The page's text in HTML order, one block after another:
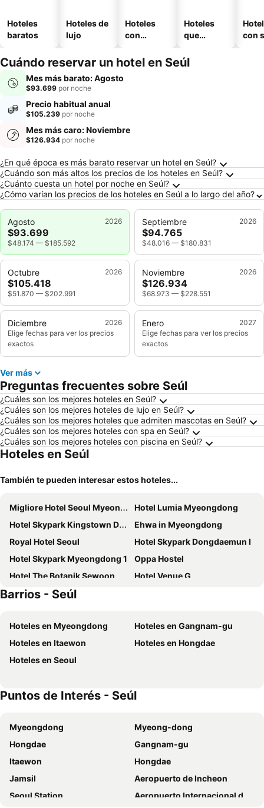
Hoteles
baratos
Hoteles de
lujo
Hoteles
con
Hoteles
que
mascotas
con
Cuándo reservar un hotel en Seúl
Mes más barato: Agosto
$93.699 por noche
Precio habitual anual
$105.239 por noche
Mes más caro: Noviembre
$126.934 por noche
Preguntas frecuentes sobre Seúl
¿En qué época es más barato reservar un hotel en Seúl?
¿Cuándo son más altos los precios de los hoteles en Seúl?
¿Cuánto cuesta un hotel por noche en Seúl?
¿Cómo varían los precios de los hoteles en Seúl a lo largo del año?
Agosto 2026
$93.699
$48.174 — $185.592
Septiembre 2026
$94.765
$48.016 — $180.831
Octubre 2026
$105.418
$51.870 — $202.991
Noviembre 2026
$126.934
$68.973 — $228.551
Diciembre
2026
Elige fechas para ver los precios
exactos
Enero
2027
Elige fechas para ver los precios
exactos
Ver más
Preguntas frecuentes sobre Seúl
¿Cuáles son los mejores hoteles en Seúl?
¿Cuáles son los mejores hoteles de lujo en Seúl?
¿Cuáles son los mejores hoteles que admiten mascotas en Seúl?
¿Cuáles son los mejores hoteles con spa en Seúl?
¿Cuáles son los mejores hoteles con piscina en Seúl?
Hoteles en Seúl
También te pueden interesar estos hoteles...
Migliore Hotel Seoul Myeongdong
Hotel Lumia Myeongdong
Hotel Skypark Kingstown Dongdaemun
Ehwa in Myeongdong
Royal Hotel Seoul
Hotel Skypark Dongdaemun I
Hotel Skypark Myeongdong 1
Oppa Hostel
Hotel The Botanik Sewoon Myeongdong
Hotel Venue G
Hotel Skypark Central Myeongdong
Novotel Ambassador Seoul Dongdaemun Hotels & Residences
Signiel Seoul
Solaria Nishitetsu Hotel Seoul Myeongdong
8 Hotel
Line Hotel Myeongdong
Park Hyatt Seoul
Stay Everyday
ICOS Guesthouse 1 - Female Only
Bunk Guesthouse Hongdae
M Hotel
Maison Hotel DDP
Hotel Gracery Seoul
Lotte Hotel Seoul
Seoul N Hotel Dongdaemun
Homes Stay Myeongdong
Nine Tree by Parnas Seoul Dongdaemun
Barrios - Seúl
Hoteles en Myeongdong
Hoteles en Gangnam-gu
Hoteles en Itaewon
Hoteles en Hongdae
Hoteles en Seoul
Puntos de Interés - Seúl
Myeongdong
Myeong-dong
Hongdae
Gangnam-gu
Itaewon
Hongdae
Jamsil
Aeropuerto de Incheon
Seoul Station
Aeropuerto Internacional de Gimpo